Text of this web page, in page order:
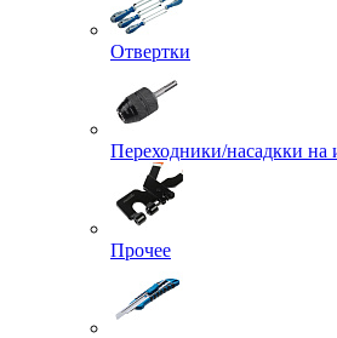
Отвертки
Переходники/насадкки на
Прочее